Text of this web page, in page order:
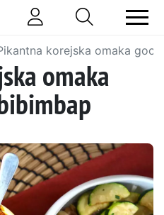
korejska omaka
omaka